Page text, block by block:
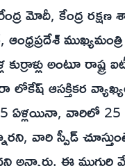
మోదీ, కేంద్ర రక్షణ
అంటూ రాష్ట్ర
ఆసక్తికర
ఏళ్లయినా, వారిలో 25
వారి స్పీడ్